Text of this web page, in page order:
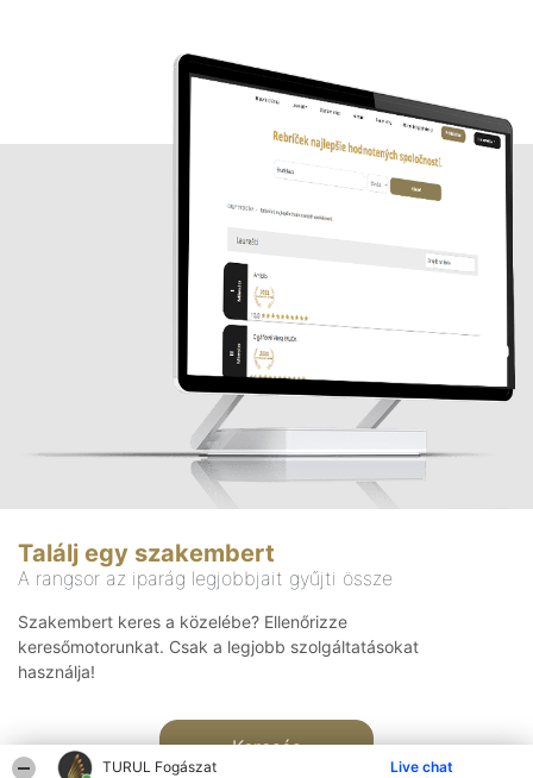
TURUL Fogászat Live chat
Találj egy szakembert
A rangsor az iparág legjobbjait gyűjti össze
Szakembert keres a közelébe? Ellenőrizze
keresőmotorunkat. Csak a legjobb szolgáltatásokat
használja!
Keresés